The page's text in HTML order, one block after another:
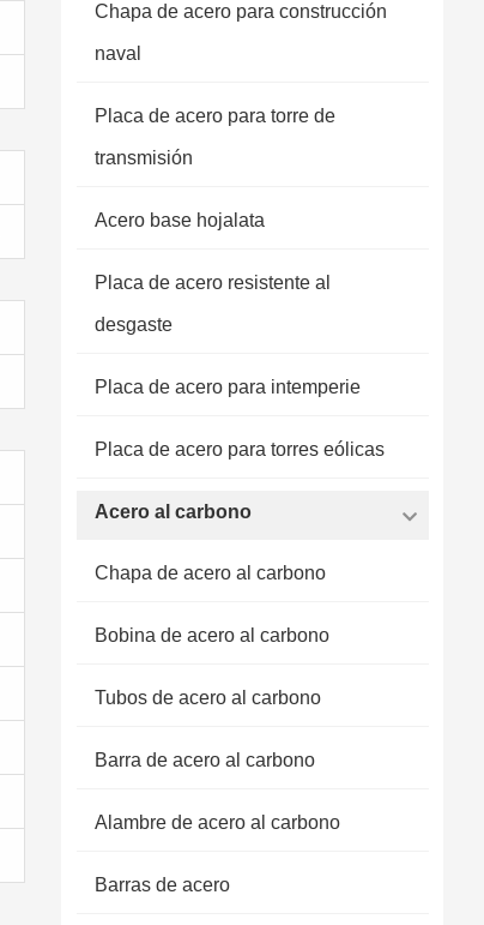
Chapa de acero para construcción
naval
Placa de acero para torre de
transmisión
Acero base hojalata
Placa de acero resistente al
desgaste
Placa de acero para intemperie
Placa de acero para torres eólicas
Acero al carbono
Chapa de acero al carbono
Bobina de acero al carbono
Tubos de acero al carbono
Barra de acero al carbono
Alambre de acero al carbono
Barras de acero